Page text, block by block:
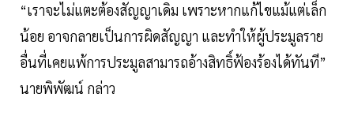
“เราจะไม่แตะต้องสัญญาเดิม เพราะหากแก้ไขแม้แต่เล็ก
น้อย อาจกลายเป็นการผิดสัญญา และทำให้ผู้ประมูลราย
อื่นที่เคยแพ้การประมูลสามารถอ้างสิทธิ์ฟ้องร้องได้ทันที”
นายพิพัฒน์ กล่าว